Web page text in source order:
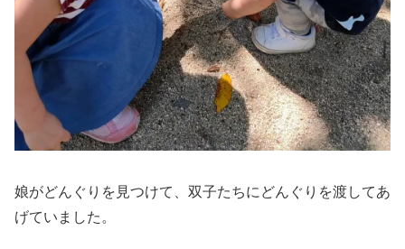
娘がどんぐりを見つけて、双子たちにどんぐりを渡してあ
げていました。